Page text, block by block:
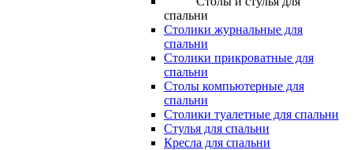
спальни
Столики журнальные для
спальни
Столики прикроватные для
спальни
Столы компьютерные для
спальни
Столики туалетные для спальни
Стулья для спальни
Кресла для спальни